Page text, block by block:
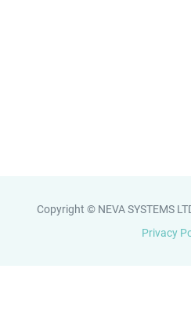
Copyright © NEVA SYSTEMS
Privacy